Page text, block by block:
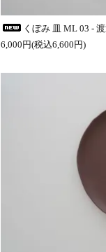
くぼみ 皿 ML 03 -
6,000円(税込6,600円)